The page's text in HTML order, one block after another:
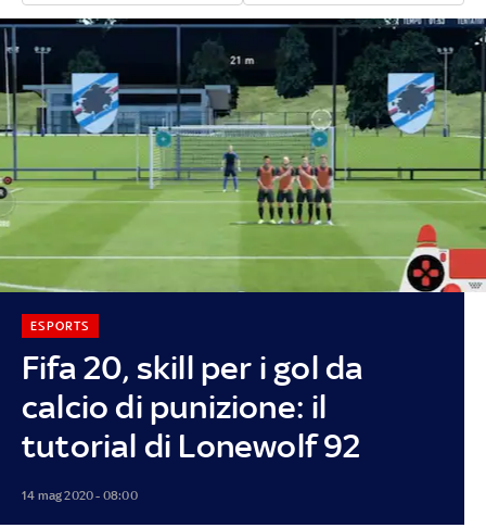
Fifa 20, skill per i gol da
calcio di punizione: il
tutorial di Lonewolf 92
ESPORTS
14 mag 2020 - 08:00